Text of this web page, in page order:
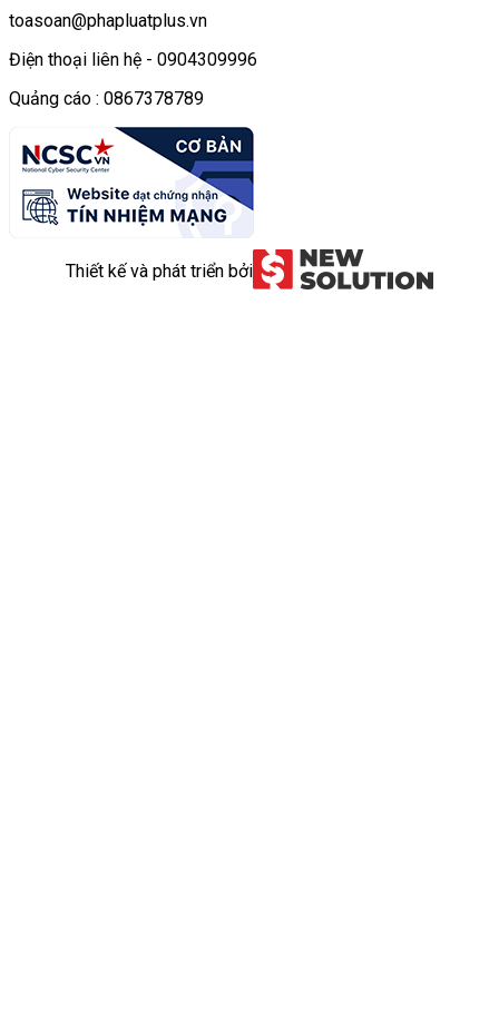
toasoan@phapluatplus.vn
Điện thoại liên hệ - 0904309996
Quảng cáo : 0867378789
Thiết kế và phát triển bởi